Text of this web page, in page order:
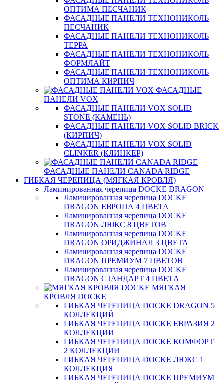
ОПТИМА ПЕСЧАНИК
ФАСАДНЫЕ ПАНЕЛИ ТЕХНОНИКОЛЬ
ПЕСЧАНИК
ФАСАДНЫЕ ПАНЕЛИ ТЕХНОНИКОЛЬ
ТЕРРА
ФАСАДНЫЕ ПАНЕЛИ ТЕХНОНИКОЛЬ
ФОРМЛАЙТ
ФАСАДНЫЕ ПАНЕЛИ ТЕХНОНИКОЛЬ
ОПТИМА КИРПИЧ
ФАСАДНЫЕ
ПАНЕЛИ VOX
ФАСАДНЫЕ ПАНЕЛИ VOX SOLID
STONE (КАМЕНЬ)
ФАСАДНЫЕ ПАНЕЛИ VOX SOLID BRICK
(КИРПИЧ)
ФАСАДНЫЕ ПАНЕЛИ VOX SOLID
CLINКER (КЛИНКЕР)
ФАСАДНЫЕ ПАНЕЛИ CANADA RIDGE
ГИБКАЯ ЧЕРЕПИЦА (МЯГКАЯ КРОВЛЯ)
Ламинированная черепица DOCKE DRAGON
Ламинированная черепица DOCKE
DRAGON ЕВРОПА 4 ЦВЕТА
Ламинированная черепица DOCKE
DRAGON ЛЮКС 8 ЦВЕТОВ
Ламинированная черепица DOCKE
DRAGON ОРИДЖИНАЛ 3 ЦВЕТА
Ламинированная черепица DOCKE
DRAGON ПРЕМИУМ 7 ЦВЕТОВ
Ламинированная черепица DOCKE
DRAGON СТАНДАРТ 4 ЦВЕТA
МЯГКАЯ
КРОВЛЯ DOCKE
ГИБКАЯ ЧЕРЕПИЦА DOCKE DRAGON 5
КОЛЛЕКЦИЙ
ГИБКАЯ ЧЕРЕПИЦА DOCKE ЕВРАЗИЯ 2
КОЛЛЕКЦИИ
ГИБКАЯ ЧЕРЕПИЦА DOCKE КОМФОРТ
2 КОЛЛЕКЦИИ
ГИБКАЯ ЧЕРЕПИЦА DOCKE ЛЮКС 1
КОЛЛЕКЦИЯ
ГИБКАЯ ЧЕРЕПИЦА DOCKE ПРЕМИУМ